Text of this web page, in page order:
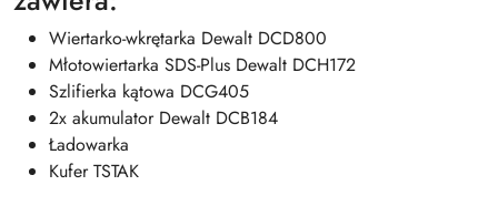
Wiertarko-wkrętarka Dewalt DCD800
Młotowiertarka SDS-Plus Dewalt DCH172
Szlifierka kątowa DCG405
2x akumulator Dewalt DCB184
Ładowarka
Kufer TSTAK